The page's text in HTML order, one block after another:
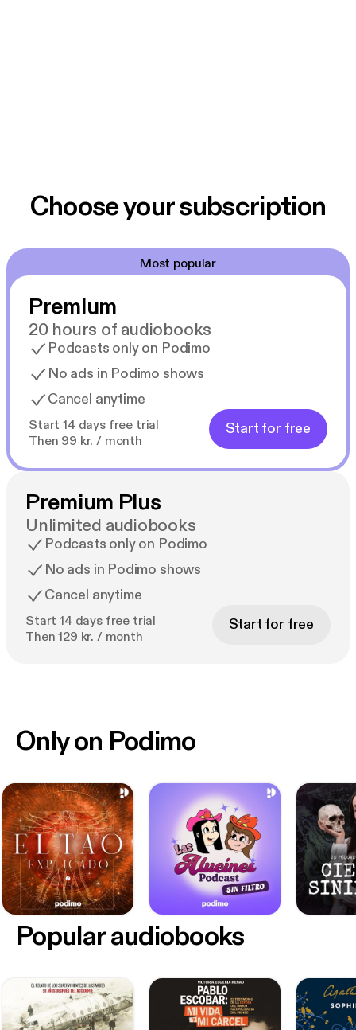
Choose your subscription
Most popular
Premium
20 hours of audiobooks
Podcasts only on Podimo
No ads in Podimo shows
Cancel anytime
Start 14 days free trial
Then 99 kr. / month
Start for free
Premium Plus
Unlimited audiobooks
Podcasts only on Podimo
No ads in Podimo shows
Cancel anytime
Start 14 days free trial
Then 129 kr. / month
Start for free
Only on Podimo
Popular audiobooks